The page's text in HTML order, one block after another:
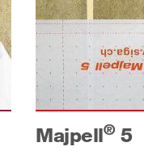
Majpell®5